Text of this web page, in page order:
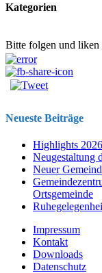
Kategorien
Bitte folgen und liken
Neueste Beiträge
Highlights 2026
Neugestaltung
Neuer
Ortsgemeinde
Impressum
Kontakt
Downloads
Datenschutz